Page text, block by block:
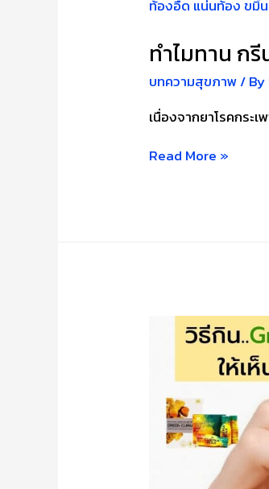
ทำไมทาน ก
บทความสุขภาพ/ By
เนื่องจากยาโรคกระ
ทำไม
Read More »